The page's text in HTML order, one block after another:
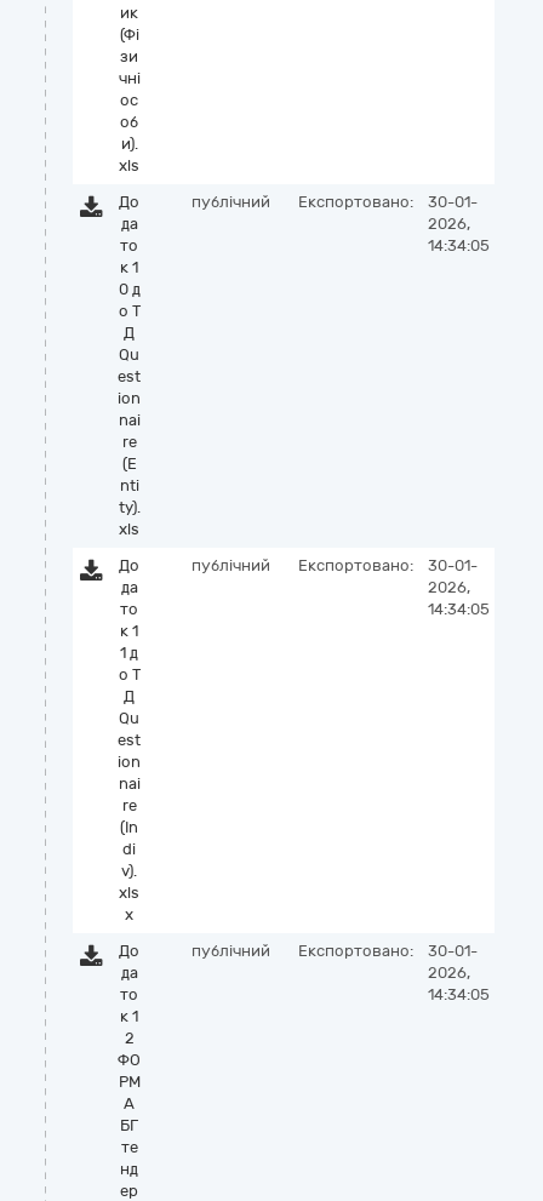
ик
(Фі
зи
чні
ос
об
и).
xls
До
да
то
к 1
0 д
о Т
Д
Qu
est
ion
nai
re
(E
nti
ty).
xls
публічний Експортовано:
30-01-
2026,
14:34:05
До
да
то
к 1
1 д
о Т
Д
Qu
est
ion
nai
re
(In
di
v).
xls
x
публічний Експортовано:
30-01-
2026,
14:34:05
До
да
то
к 1
2
ФО
РМ
А
БГ
те
нд
ер
публічний Експортовано:
30-01-
2026,
14:34:05